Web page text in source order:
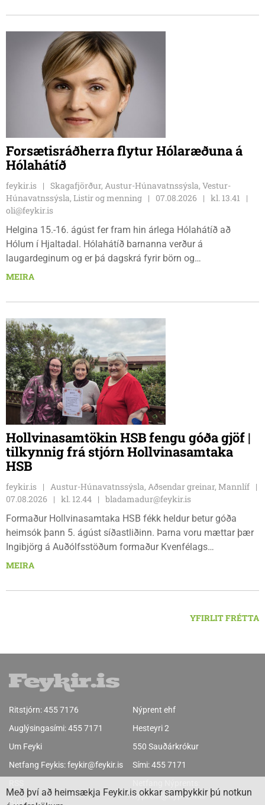
tvíburar.
Forsætisráðherra flytur Hólaræðuna á
Hólahátíð
feykir.is
Skagafjörður, Austur-Húnavatnssýsla, Vestur-
Húnavatnssýsla, Listir og menning
07.08.2026
kl. 13.41
oli@feykir.is
Helgina 15.-16. ágúst fer fram hin árlega Hólahátíð að
Hólum í Hjaltadal. Hólahátíð barnanna verður á
laugardeginum og er þá dagskrá fyrir börn og
fjölskyldur.Lydía Einarsdóttir svæðisstjóri æskulýðsmála og
MEIRA
Hollvinasamtökin HSB fengu góða gjöf |
tilkynnig frá stjórn Hollvinasamtaka
HSB
feykir.is
Austur-Húnavatnssýsla, Aðsendar greinar, Mannlíf
07.08.2026
kl. 12.44
bladamadur@feykir.is
Formaður Hollvinasamtaka HSB fékk heldur betur góða
heimsók þann 5. ágúst síðastliðinn. Þarna voru mættar þær
Ingibjörg á Auðólfsstöðum formaður Kvenfélags
Bólstaðarhlíðarhrepps og Guðrún á Auðkúlu formaður
gjafabréf að upphæð kr: 737.800 upp í kaup á
MEIRA
YFIRLIT FRÉTTA
Ritstjórn:455 7176
Auglýsingasími:455 7171
Um Feyki
Netfang Feykis:feykir@feykir.is
Auglýsingar
Nýprent ehf
Hesteyri 2
550 Sauðárkrókur
Sími:455 7171
nyprent@nyprent.is
Með því að heimsækja Feykir.is okkar samþykkir þú notkun